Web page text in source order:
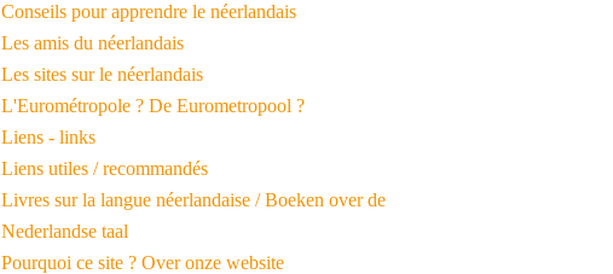
Conseils pour apprendre le néerlandais
Les amis du néerlandais
Les sites sur le néerlandais
L'Eurométropole ? De Eurometropool ?
Liens - links
Liens utiles / recommandés
Livres sur la langue néerlandaise / Boeken over de
Nederlandse taal
Pourquoi ce site ? Over onze website